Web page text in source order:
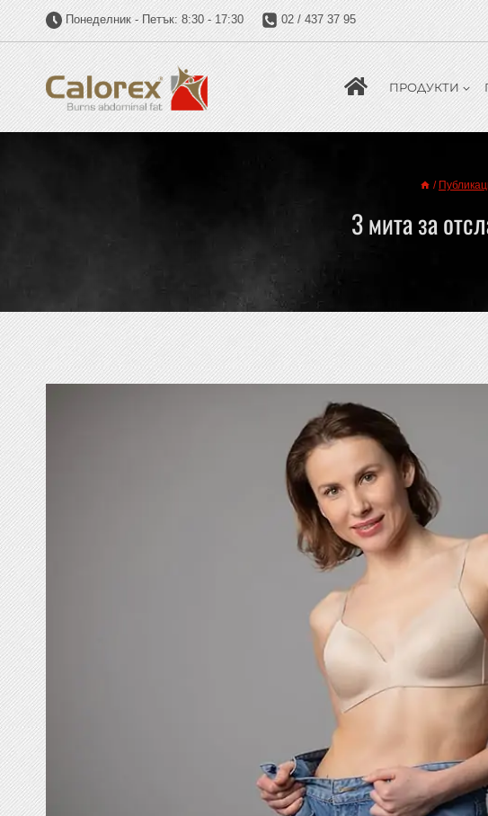
Понеделник - Петък: 8:30 - 17:30 02 / 437 37 95
ПРОДУКТИ
/
3 мита за